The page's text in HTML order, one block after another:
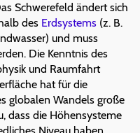
Schwerefeld ändert sich
des Erdsystems (z. B.
und muss
Die Kenntnis des
und Raumfahrt
hat für die
globalen Wandels große
dass die Höhensysteme